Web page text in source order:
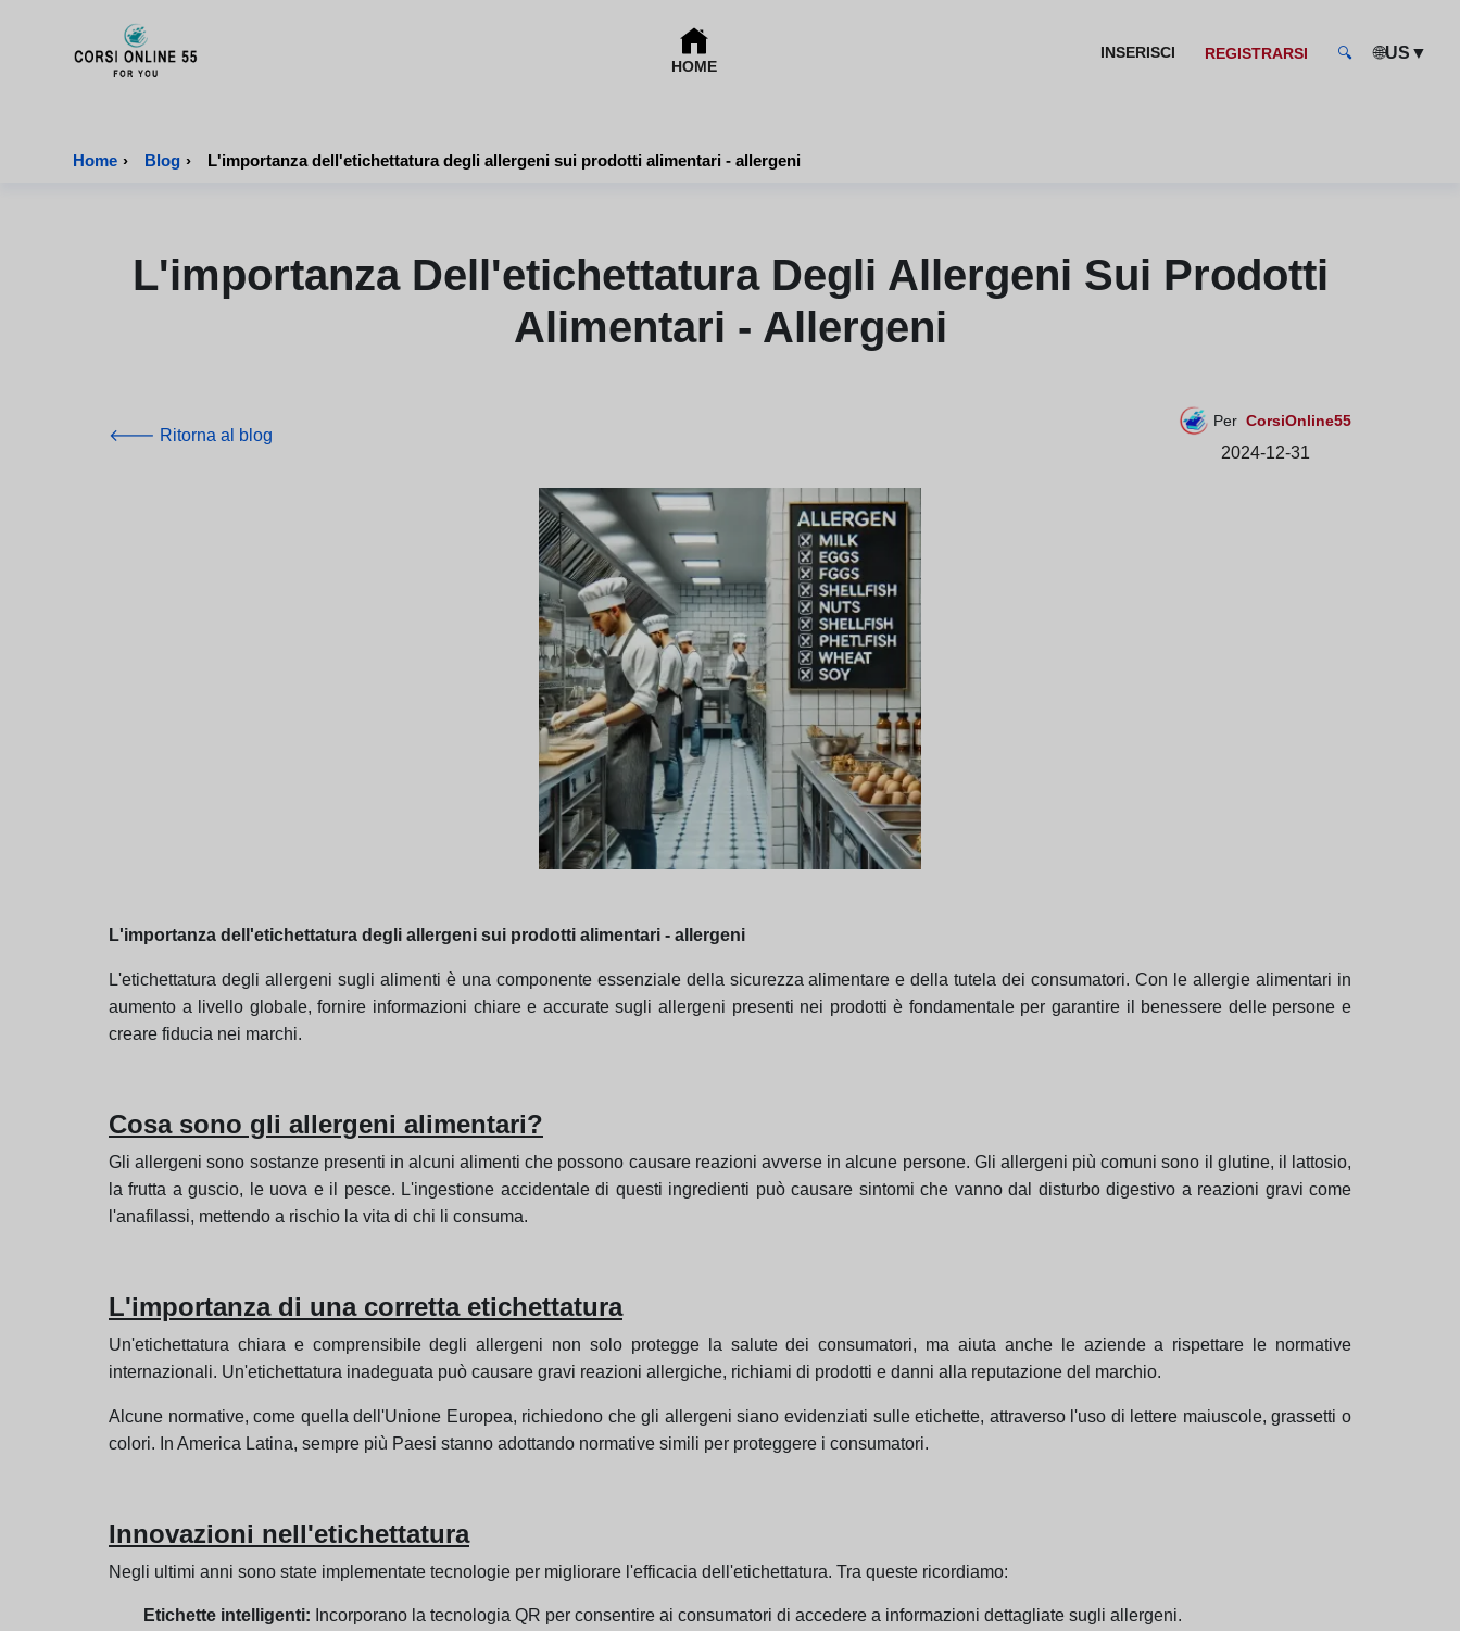
HOME
INSERISCI REGISTRARSI 🔍 🌐US ▼
Home › Blog › L'importanza dell'etichettatura degli allergeni sui prodotti alimentari - allergeni
L'importanza Dell'etichettatura Degli Allergeni Sui Prodotti
Alimentari - Allergeni
🡐 Ritorna al blog
Per CorsiOnline55
2024-12-31
L'importanza dell'etichettatura degli allergeni sui prodotti alimentari - allergeni
L'etichettatura degli allergeni sugli alimenti è una componente essenziale della sicurezza alimentare e della tutela dei consumatori. Con le allergie alimentari in
aumento a livello globale, fornire informazioni chiare e accurate sugli allergeni presenti nei prodotti è fondamentale per garantire il benessere delle persone e
creare fiducia nei marchi.
Cosa sono gli allergeni alimentari?
Gli allergeni sono sostanze presenti in alcuni alimenti che possono causare reazioni avverse in alcune persone. Gli allergeni più comuni sono il glutine, il lattosio,
la frutta a guscio, le uova e il pesce. L'ingestione accidentale di questi ingredienti può causare sintomi che vanno dal disturbo digestivo a reazioni gravi come
l'anafilassi, mettendo a rischio la vita di chi li consuma.
L'importanza di una corretta etichettatura
Un'etichettatura chiara e comprensibile degli allergeni non solo protegge la salute dei consumatori, ma aiuta anche le aziende a rispettare le normative
internazionali. Un'etichettatura inadeguata può causare gravi reazioni allergiche, richiami di prodotti e danni alla reputazione del marchio.
Alcune normative, come quella dell'Unione Europea, richiedono che gli allergeni siano evidenziati sulle etichette, attraverso l'uso di lettere maiuscole, grassetti o
colori. In America Latina, sempre più Paesi stanno adottando normative simili per proteggere i consumatori.
Innovazioni nell'etichettatura
Negli ultimi anni sono state implementate tecnologie per migliorare l'efficacia dell'etichettatura. Tra queste ricordiamo:
Etichette intelligenti: Incorporano la tecnologia QR per consentire ai consumatori di accedere a informazioni dettagliate sugli allergeni.